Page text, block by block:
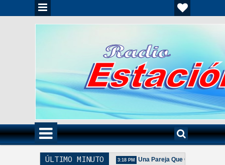
ÚLTIMO MINUTO
Unida Es Importante - Reflexión 3:18 PM Una Pareja Que Ora Unida. -